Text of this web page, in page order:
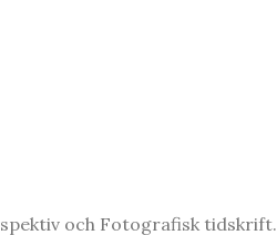
och Fotografisk tidskrift.